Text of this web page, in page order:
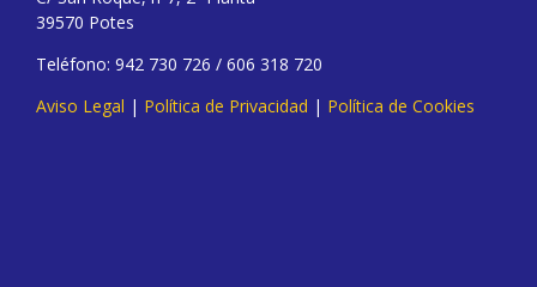
39570 Potes
Teléfono: 942 730 726 / 606 318 720
Aviso Legal | Política de Privacidad | Política de Cookies